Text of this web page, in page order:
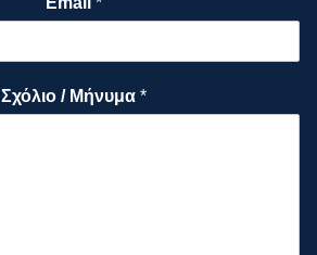
Σχόλιο / Μήνυμα *